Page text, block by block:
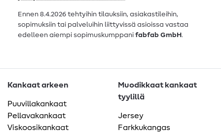
Ennen 8.4.2026 tehtyihin tilauksiin, asiakastileihin,
sopimuksiin tai palveluihin liittyvissä asioissa vastaa
edelleen aiempi sopimuskumppani fabfab GmbH.
Kankaat arkeen
Puuvillakankaat
Pellavakankaat
Viskoosikankaat
Muodikkaat kankaat
tyylillä
Jersey
Farkkukangas